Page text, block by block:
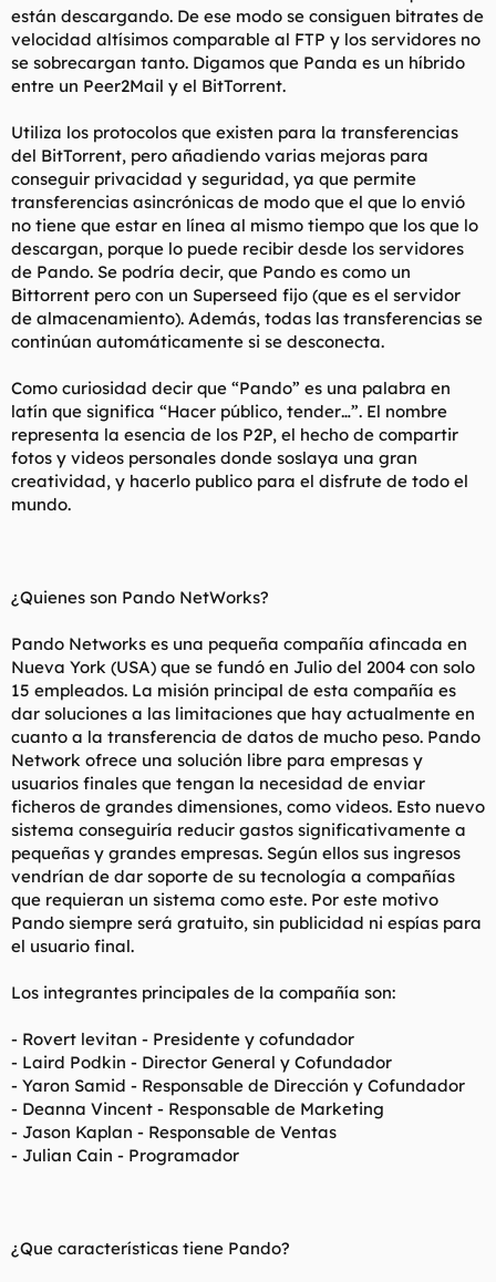
están descargando. De ese modo se consiguen bitrates de
velocidad altísimos comparable al FTP y los servidores no
se sobrecargan tanto. Digamos que Panda es un híbrido
entre un Peer2Mail y el BitTorrent.
Utiliza los protocolos que existen para la transferencias
del BitTorrent, pero añadiendo varias mejoras para
conseguir privacidad y seguridad, ya que permite
transferencias asincrónicas de modo que el que lo envió
no tiene que estar en línea al mismo tiempo que los que lo
descargan, porque lo puede recibir desde los servidores
de Pando. Se podría decir, que Pando es como un
Bittorrent pero con un Superseed fijo (que es el servidor
de almacenamiento). Además, todas las transferencias se
continúan automáticamente si se desconecta.
Como curiosidad decir que “Pando” es una palabra en
latín que significa “Hacer público, tender…”. El nombre
representa la esencia de los P2P, el hecho de compartir
fotos y videos personales donde soslaya una gran
creatividad, y hacerlo publico para el disfrute de todo el
mundo.
¿Quienes son Pando NetWorks?
Pando Networks es una pequeña compañía afincada en
Nueva York (USA) que se fundó en Julio del 2004 con solo
15 empleados. La misión principal de esta compañía es
dar soluciones a las limitaciones que hay actualmente en
cuanto a la transferencia de datos de mucho peso. Pando
Network ofrece una solución libre para empresas y
usuarios finales que tengan la necesidad de enviar
ficheros de grandes dimensiones, como videos. Esto nuevo
sistema conseguiría reducir gastos significativamente a
pequeñas y grandes empresas. Según ellos sus ingresos
vendrían de dar soporte de su tecnología a compañías
que requieran un sistema como este. Por este motivo
Pando siempre será gratuito, sin publicidad ni espías para
el usuario final.
Los integrantes principales de la compañía son:
- Rovert levitan - Presidente y cofundador
- Laird Podkin - Director General y Cofundador
- Yaron Samid - Responsable de Dirección y Cofundador
- Deanna Vincent - Responsable de Marketing
- Jason Kaplan - Responsable de Ventas
- Julian Cain - Programador
¿Que características tiene Pando?